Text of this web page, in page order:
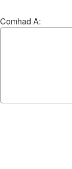
Comhad A: